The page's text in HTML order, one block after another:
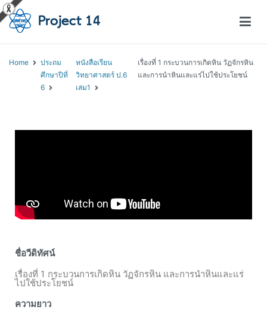
Home
ประถม
ศึกษาปีที่
6
หนังสือเรียน
วิทยาศาสตร์ ป.6
เล่ม1
เรื่องที่ 1 กระบวนการเกิดหิน วัฏจักรหิน
และการนำหินและแร่ไปใช้ประโยชน์
ชื่อวีดิทัศน์
เรื่องที่ 1 กระบวนการเกิดหิน วัฏจักรหิน และการนำหินและแร่
ไปใช้ประโยชน์
ความยาว